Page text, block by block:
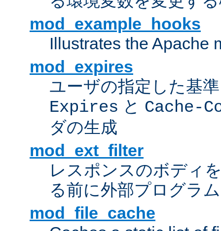
mod_example_hooks
Illustrates the Apache
mod_expires
ユーザの指定した基
Expires と Cache-
ダの生成
mod_ext_filter
レスポンスのボディ
る前に外部プログラ
mod_file_cache